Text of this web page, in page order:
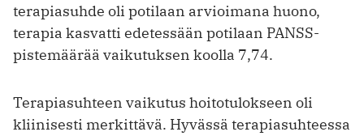
terapiasuhde oli potilaan arvioimana huono,
terapia kasvatti edetessään potilaan PANSS-
pistemäärää vaikutuksen koolla 7,74.
Terapiasuhteen vaikutus hoitotulokseen oli
kliinisesti merkittävä. Hyvässä terapiasuhteessa